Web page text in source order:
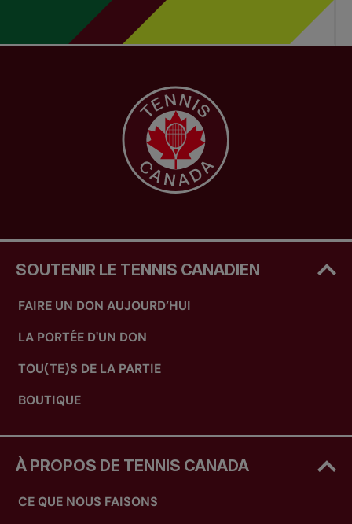
SOUTENIR LE TENNIS CANADIEN
FAIRE UN DON AUJOURD’HUI
LA PORTÉE D'UN DON
TOU(TE)S DE LA PARTIE
BOUTIQUE
À PROPOS DE TENNIS CANADA
CE QUE NOUS FAISONS